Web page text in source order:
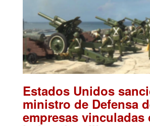
Estados Unidos
ministro de Defensa
empresas vinculadas